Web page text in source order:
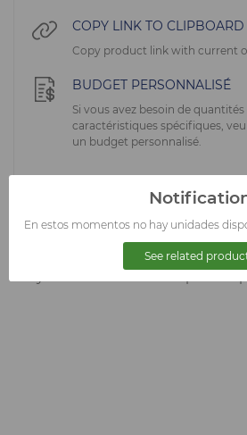
COPY LINK TO CLIPBOARD
Copy product link with current
BUDGET PERSONNALISÉ
Si vous avez besoin de
caractéristiques spécifiques,
un budget personnalisé.
RÉVISIONS
En estos momentos no hay unidades
See related